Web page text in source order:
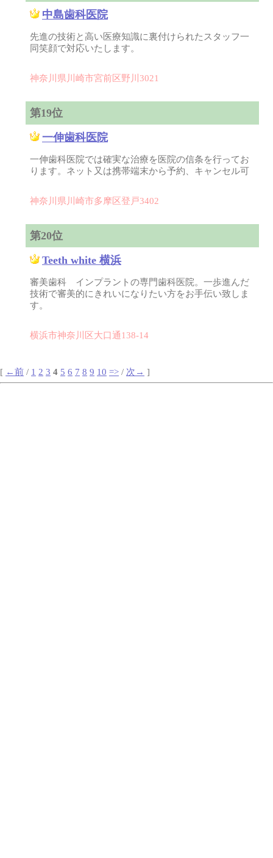
中島歯科医院
先進の技術と高い医療知識に裏付けられたスタッフ一
同笑顔で対応いたします。
神奈川県川崎市宮前区野川3021
第19位
一伸歯科医院
一伸歯科医院では確実な治療を医院の信条を行ってお
ります。ネット又は携帯端末から予約、キャンセル可
神奈川県川崎市多摩区登戸3402
第20位
Teeth white 横浜
審美歯科 インプラントの専門歯科医院。一歩進んだ
技術で審美的にきれいになりたい方をお手伝い致しま
す。
横浜市神奈川区大口通138-14
[ ←前 / 1 2 3 4 5 6 7 8 9 10 => / 次→ ]